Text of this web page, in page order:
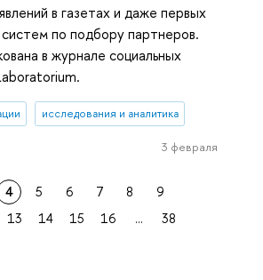
в газетах и даже первых
по подбору партнеров.
в журнале социальных
исследования и аналитика
3 февраля
4 5 6 7 8
9
13 14 15 16 ... 38